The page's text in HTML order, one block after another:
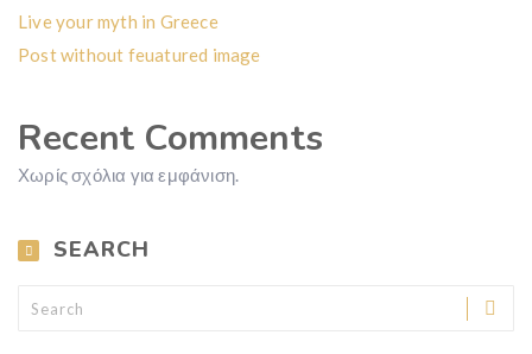
Live your myth in Greece
Post without feuatured image
Recent Comments
Χωρίς σχόλια για εμφάνιση.
SEARCH